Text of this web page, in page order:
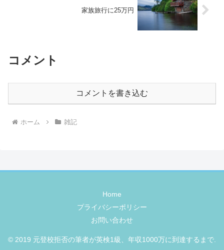
家族旅行に25万円
コメント
コメントを書き込む
ホーム 雑記
Home
プライバシーポリシー
お問い合わせ
© 2019 元登校拒否の筆者が英検1級、年収1000万に到達するまで.